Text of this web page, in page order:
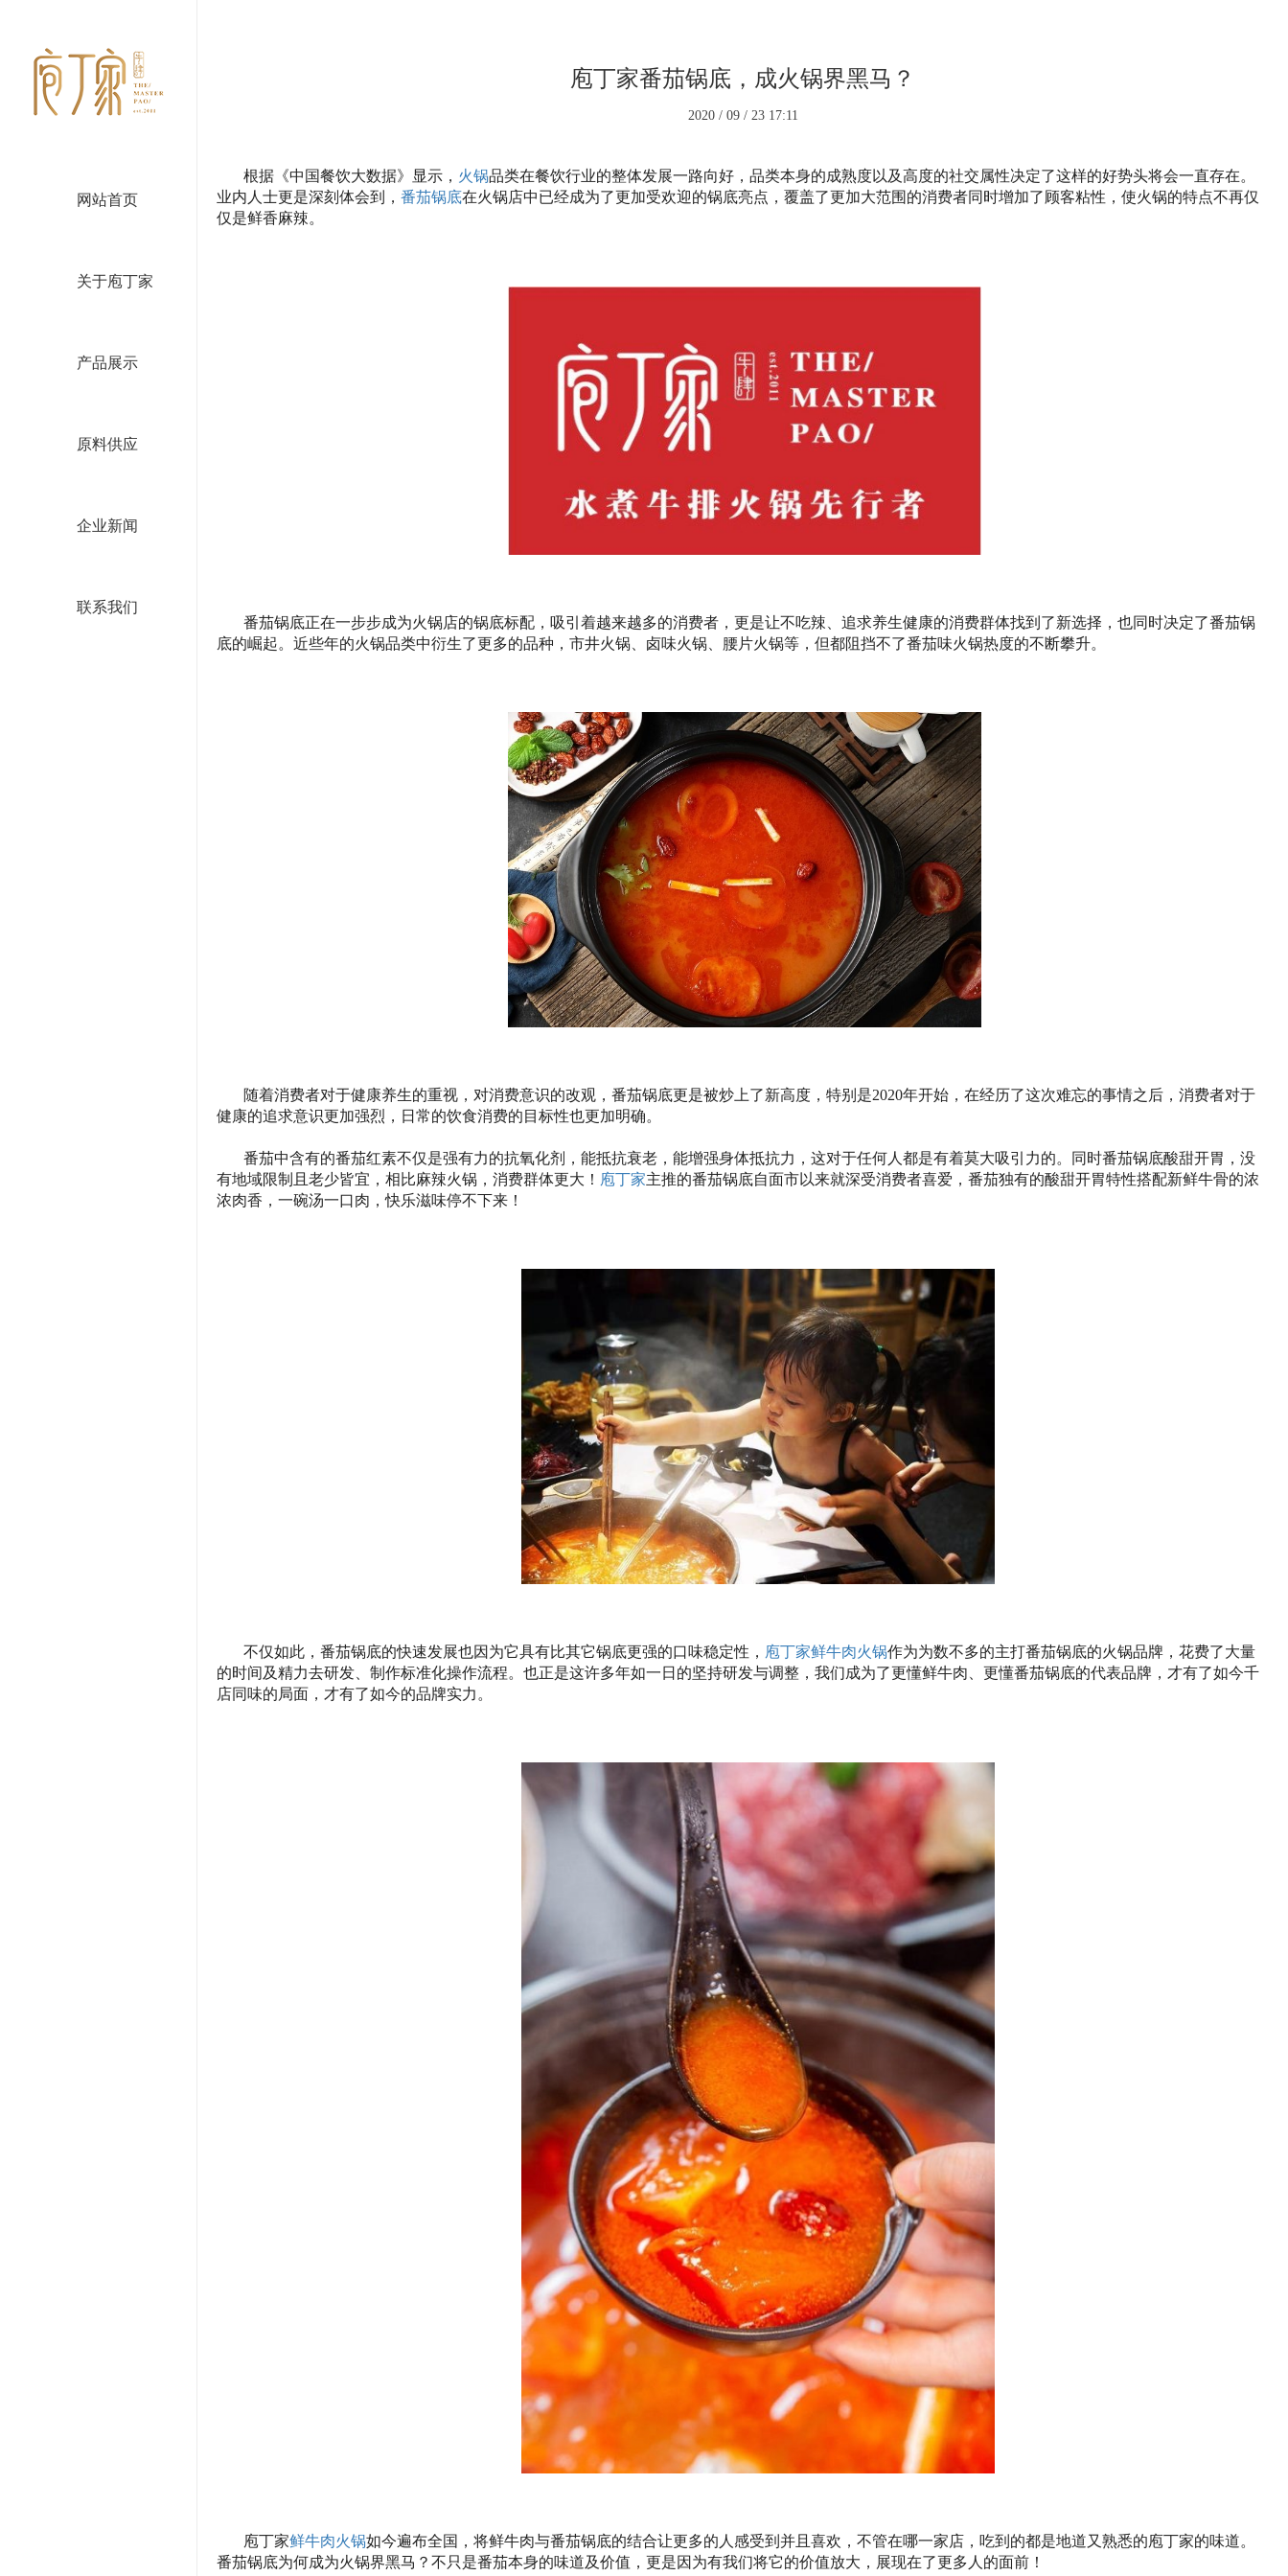
网站首页
关于庖丁家
产品展示
原料供应
企业新闻
联系我们
庖丁家番茄锅底，成火锅界黑马？
2020 / 09 / 23 17:11
根据《中国餐饮大数据》显示， 火锅品类在餐饮行业的整体发展一路向好，品类本身的成熟度以及高度的社交属性决定了这样的好势头将会一直存在。
业内人士更是深刻体会到， 番茄锅底在火锅店中已经成为了更加受欢迎的锅底亮点，覆盖了更加大范围的消费者同时增加了顾客粘性，使火锅的特点不再仅
仅是鲜香麻辣。
番茄锅底正在一步步成为火锅店的锅底标配，吸引着越来越多的消费者，更是让不吃辣、追求养生健康的消费群体找到了新选择，也同时决定了番茄锅
底的崛起。近些年的火锅品类中衍生了更多的品种，市井火锅、卤味火锅、腰片火锅等，但都阻挡不了番茄味火锅热度的不断攀升。
随着消费者对于健康养生的重视，对消费意识的改观，番茄锅底更是被炒上了新高度，特别是2020年开始，在经历了这次难忘的事情之后，消费者对于
健康的追求意识更加强烈，日常的饮食消费的目标性也更加明确。
番茄中含有的番茄红素不仅是强有力的抗氧化剂，能抵抗衰老，能增强身体抵抗力，这对于任何人都是有着莫大吸引力的。同时番茄锅底酸甜开胃，没
有地域限制且老少皆宜，相比麻辣火锅，消费群体更大！ 庖丁家主推的番茄锅底自面市以来就深受消费者喜爱，番茄独有的酸甜开胃特性搭配新鲜牛骨的浓
浓肉香，一碗汤一口肉，快乐滋味停不下来！
不仅如此，番茄锅底的快速发展也因为它具有比其它锅底更强的口味稳定性， 庖丁家鲜牛肉火锅作为为数不多的主打番茄锅底的火锅品牌，花费了大量
的时间及精力去研发、制作标准化操作流程。也正是这许多年如一日的坚持研发与调整，我们成为了更懂鲜牛肉、更懂番茄锅底的代表品牌，才有了如今千
店同味的局面，才有了如今的品牌实力。
庖丁家鲜牛肉火锅如今遍布全国，将鲜牛肉与番茄锅底的结合让更多的人感受到并且喜欢，不管在哪一家店，吃到的都是地道又熟悉的庖丁家的味道。
番茄锅底为何成为火锅界黑马？不只是番茄本身的味道及价值，更是因为有我们将它的价值放大，展现在了更多人的面前！